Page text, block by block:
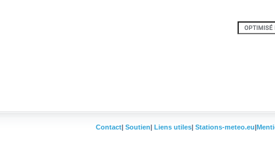
Contact| Soutien| Liens utiles| Stations-meteo.eu|